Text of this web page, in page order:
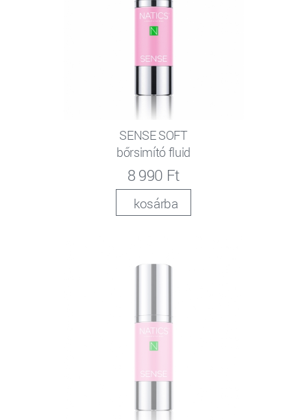
SENSE SOFT
bőrsimító fluid
8 990 Ft
kosárba